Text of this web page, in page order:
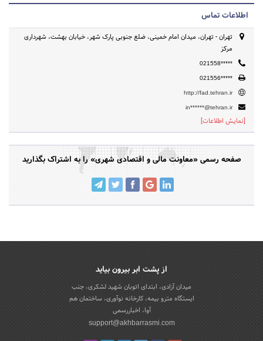
اطلاعات تماس
تهران - تهران، میدان امام خمینی، ضلع جنوبی پارک شهر، خیابان بهشت، شهرداری
مرکز
021558*****
021556*****
http://fad.tehran.ir
in******@tehran.ir
[نمایش اطلاعات]
صفحه رسمی «معاونت مالی و اقتصادی شهری» را به اشتراک بگذارید
از پشت ابر بیرون بیاید
میدان آزادی، ابتدای اتوبان شهید لشکری، جنب
ایستگاه مترو بیمه، کارخانه نوآوری، ساختمان هم
آوا، اخباررسمی
support@akhbarrasmi.com